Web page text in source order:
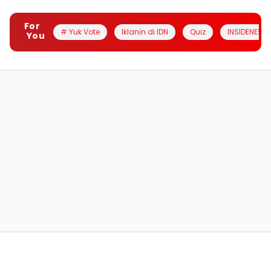
For
You
# Yuk Vote Iklanin di IDN Quiz INSIDENESIA